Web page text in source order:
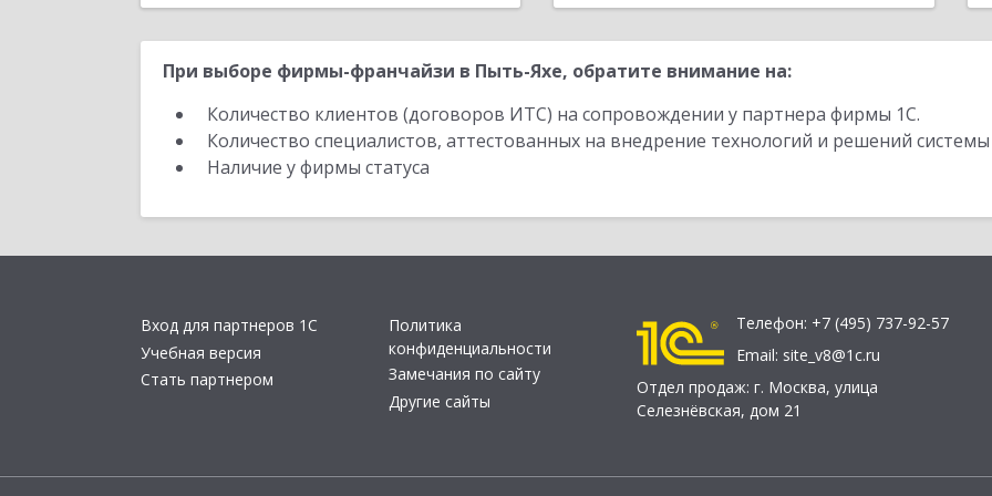
При выборе фирмы-франчайзи в Пыть-Яхе, обратите внимание на:
Количество клиентов (договоров ИТС) на сопровождении у партнера фирмы 1С.
Количество специалистов, аттестованных на внедрение технологий и решений
Наличие у фирмы статуса
Вход для партнеров 1С
Учебная версия
Стать партнером
Политика
конфиденциальности
Замечания по сайту
Другие сайты
Телефон: +7 (495) 737-92-57
Email: site_v8@1c.ru
Отдел продаж: г. Москва, улица
Селезнёвская, дом 21